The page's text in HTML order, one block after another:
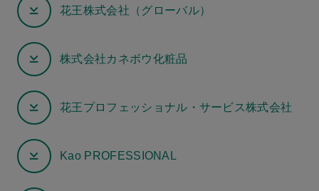
花王株式会社（グローバル）
株式会社カネボウ化粧品
花王プロフェッショナル・サービス株式会社
Kao PROFESSIONAL